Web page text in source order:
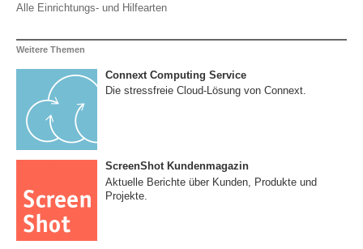
Alle Einrichtungs- und Hilfearten
Weitere Themen
Connext Computing Service
Die stressfreie Cloud-Lösung von Connext.
ScreenShot Kundenmagazin
Aktuelle Berichte über Kunden, Produkte und
Projekte.